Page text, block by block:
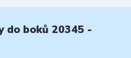
do boků 20345 -